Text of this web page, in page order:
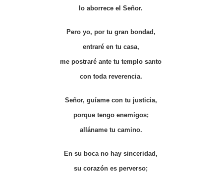
lo aborrece el Señor.
Pero yo, por tu gran bondad,
entraré en tu casa,
me postraré ante tu templo santo
con toda reverencia.
Señor, guíame con tu justicia,
porque tengo enemigos;
alláname tu camino.
En su boca no hay sinceridad,
su corazón es perverso;